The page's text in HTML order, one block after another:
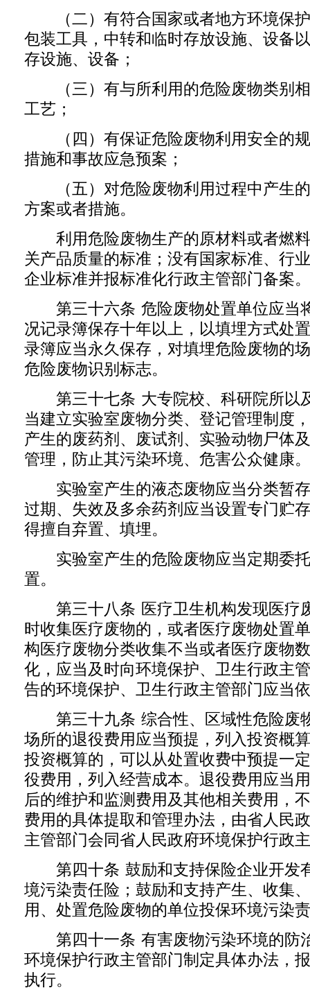
（二）有符合国家或者地方环境保
包装工具，中转和临时存放设施、设备
存设施、设备；
（三）有与所利用的危险废物类别
工艺；
（四）有保证危险废物利用安全的
措施和事故应急预案；
（五）对危险废物利用过程中产生
方案或者措施。
利用危险废物生产的原材料或者燃
关产品质量的标准；没有国家标准、行
企业标准并报标准化行政主管部门备案。
第三十六条 危险废物处置单位应当
况记录簿保存十年以上，以填埋方式处
录簿应当永久保存，对填埋危险废物的
危险废物识别标志。
第三十七条 大专院校、科研院所以
当建立实验室废物分类、登记管理制度
产生的废药剂、废试剂、实验动物尸体
管理，防止其污染环境、危害公众健康。
实验室产生的液态废物应当分类暂
过期、失效及多余药剂应当设置专门贮
得擅自弃置、填埋。
实验室产生的危险废物应当定期委
置。
第三十八条 医疗卫生机构发现医疗
时收集医疗废物的，或者医疗废物处置
构医疗废物分类收集不当或者医疗废物
化，应当及时向环境保护、卫生行政主
告的环境保护、卫生行政主管部门应当
第三十九条 综合性、区域性危险废
场所的退役费用应当预提，列入投资概
投资概算的，可以从处置收费中预提一
役费用，列入经营成本。退役费用应当
后的维护和监测费用及其他相关费用，
费用的具体提取和管理办法，由省人民
主管部门会同省人民政府环境保护行政
第四十条 鼓励和支持保险企业开发
境污染责任险；鼓励和支持产生、收集
用、处置危险废物的单位投保环境污染
第四十一条 有害废物污染环境的防
环境保护行政主管部门制定具体办法，
执行。